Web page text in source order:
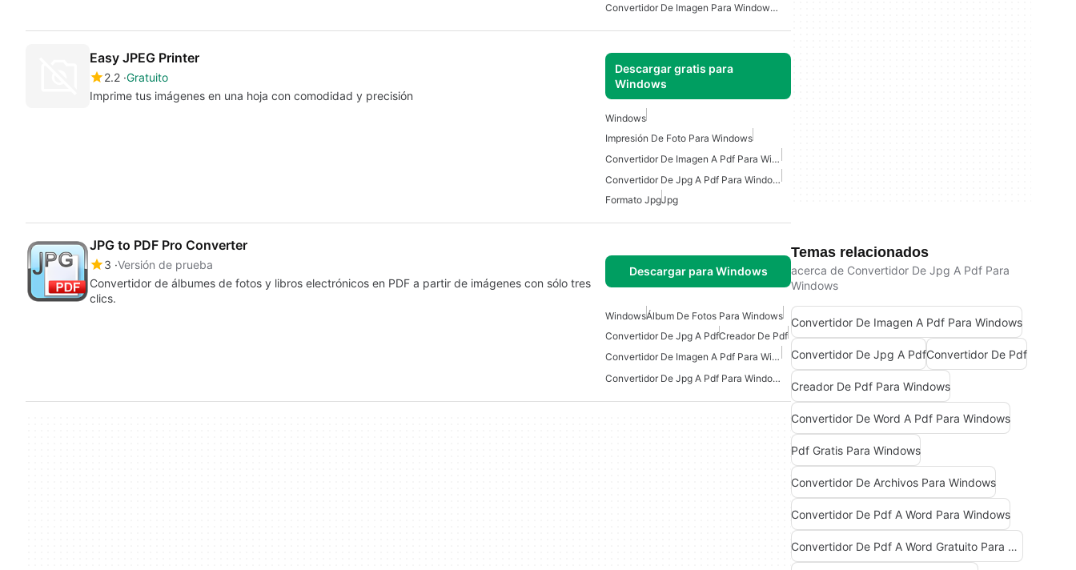
Convertidor De Imagen Para Windows 7
Easy JPEG Printer
2.2 Gratuito
Imprime tus imágenes en una hoja con comodidad y precisión
Descargar gratis para
Windows
Windows
Impresión De Foto Para Windows
Convertidor De Imagen A Pdf Para Windows
Convertidor De Jpg A Pdf Para Windows
Formato JpgJpg
JPG to PDF Pro Converter
3 Versión de prueba
Convertidor de álbumes de fotos y libros electrónicos en PDF a partir de imágenes con sólo tres
clics.
Descargar para Windows
WindowsÁlbum De Fotos Para Windows
Convertidor De Jpg A PdfCreador De Pdf
Convertidor De Imagen A Pdf Para Windows
Convertidor De Jpg A Pdf Para Windows
Temas relacionados
acerca de Convertidor De Jpg A Pdf Para
Windows
Convertidor De Imagen A Pdf Para Windows
Convertidor De Jpg A PdfConvertidor De Pdf
Creador De Pdf Para Windows
Convertidor De Word A Pdf Para Windows
Pdf Gratis Para Windows
Convertidor De Archivos Para Windows
Convertidor De Pdf A Word Para Windows
Convertidor De Pdf A Word Gratuito Para Windows